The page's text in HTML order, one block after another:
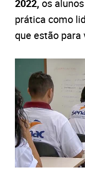
2022, os
prática como
que estão para